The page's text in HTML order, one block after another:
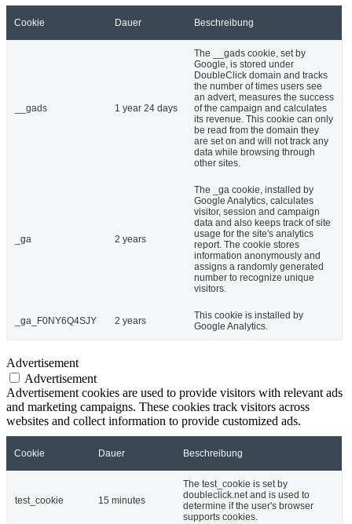
Cookie Dauer Beschreibung
__gads 1 year 24 days
The __gads cookie, set by
Google, is stored under
DoubleClick domain and tracks
the number of times users see
an advert, measures the success
of the campaign and calculates
its revenue. This cookie can only
be read from the domain they
are set on and will not track any
data while browsing through
other sites.
_ga 2 years
The _ga cookie, installed by
Google Analytics, calculates
visitor, session and campaign
data and also keeps track of site
usage for the site's analytics
report. The cookie stores
information anonymously and
assigns a randomly generated
number to recognize unique
visitors.
_ga_F0NY6Q4SJY 2 years
This cookie is installed by
Google Analytics.
Advertisement
Advertisement
Advertisement cookies are used to provide visitors with relevant ads
and marketing campaigns. These cookies track visitors across
websites and collect information to provide customized ads.
Cookie Dauer Beschreibung
test_cookie 15 minutes
The test_cookie is set by
doubleclick.net and is used to
determine if the user's browser
supports cookies.